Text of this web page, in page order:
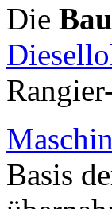
Die
Basis